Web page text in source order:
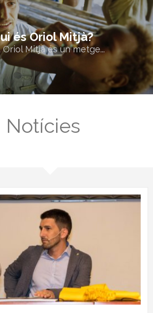
és Oriol Mitjà?
Oriol Mitjà és un metge...
és Oriol Mitjà?
Oriol Mitjà és un metge...
Notícies